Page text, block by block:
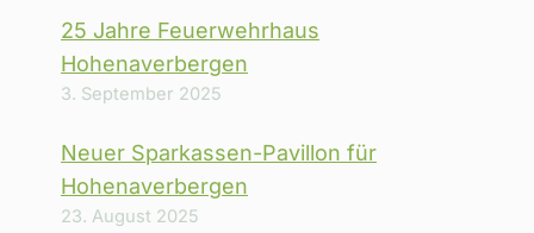
25 Jahre Feuerwehrhaus
Hohenaverbergen
3. September 2025
Neuer Sparkassen-Pavillon für
Hohenaverbergen
23. August 2025